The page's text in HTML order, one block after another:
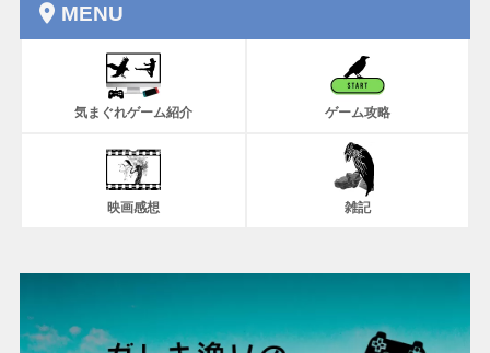
MENU
気まぐれゲーム紹介 ゲーム攻略
映画感想 雑記